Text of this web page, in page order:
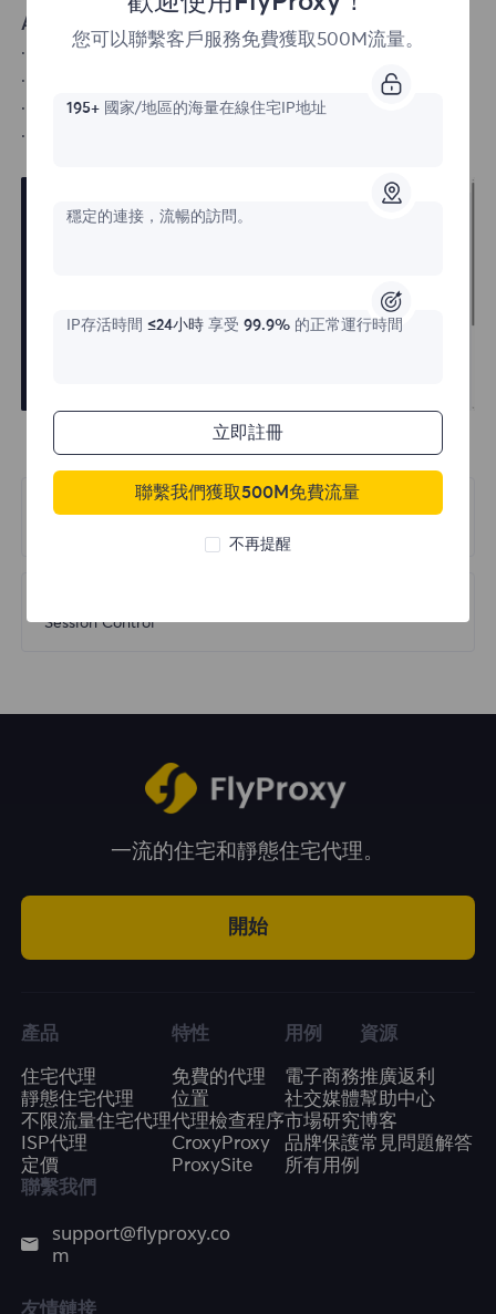
Available Entry Points:
· Smart region proxy.flyproxy.com:1212
· Asia region as.flyproxy.com:1212
· Europe region eu.flyproxy.com:1212
· Americas region us.flyproxy.com:1212
上一篇
Session Control
一流的住宅和靜態住宅代理。
開始
產品
住宅代理
靜態住宅代理
不限流量住宅代理
ISP代理
定價
特性
免費的代理
位置
代理檢查程序
CroxyProxy
ProxySite
用例
電子商務
社交媒體
市場研究
品牌保護
所有用例
資源
推廣返利
幫助中心
博客
常見問題解答
聯繫我們
support@flyproxy.co
m
友情鏈接
您可以聯繫客戶服務免費獲取500M流量。
195+國家/地區的海量在線住宅IP地址
穩定的連接，流暢的訪問。
IP存活時間 ≤24小時享受 99.9%的正常運行時間
立即註冊
聯繫我們獲取500M免費流量
不再提醒